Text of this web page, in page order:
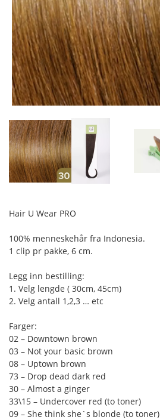
Hair U Wear PRO
100% menneskehår fra Indonesia.
1 clip pr pakke, 6 cm.
Legg inn bestilling:
1. Velg lengde ( 30cm, 45cm)
2. Velg antall 1,2,3 … etc
Farger:
02 – Downtown brown
03 – Not your basic brown
08 – Uptown brown
73 – Drop dead dark red
30 – Almost a ginger
33\15 – Undercover red (to toner)
09 – She think she`s blonde (to toner)